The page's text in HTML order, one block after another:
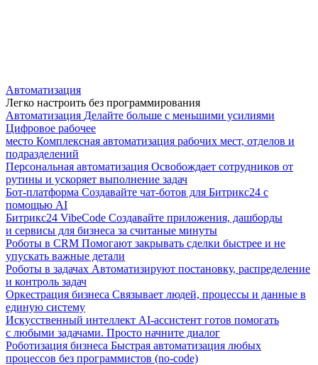
Автоматизация
Легко настроить без программирования
Автоматизация Делайте больше с меньшими усилиями
Цифровое рабочее
место Комплексная автоматизация рабочих мест, отделов и
подразделений
Персональная автоматизация Освобождает сотрудников от
рутины и ускоряет выполнение задач
Бот-платформа Создавайте чат-ботов для Битрикс24 с
помощью AI
Битрикс24 VibeCode Создавайте приложения, дашборды
и сервисы для бизнеса за считаные минуты
Роботы в CRM Помогают закрывать сделки быстрее и не
упускать важные детали
Роботы в задачах Автоматизируют постановку, распределение
и контроль задач
Оркестрация бизнеса Связывает людей, процессы и данные в
единую систему
Искусственный интеллект AI-ассистент готов помогать
с любыми задачами. Просто начните диалог
Роботизация бизнеса Быстрая автоматизация любых
процессов без программистов (no-code)